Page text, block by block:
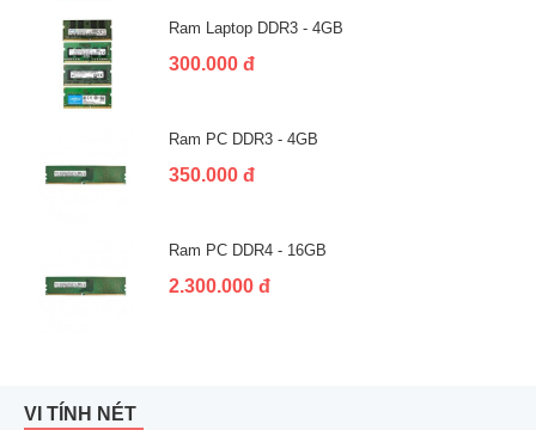
Ram Laptop DDR3 - 4GB
300.000 đ
Ram PC DDR3 - 4GB
350.000 đ
Ram PC DDR4 - 16GB
2.300.000 đ
VI TÍNH NÉT